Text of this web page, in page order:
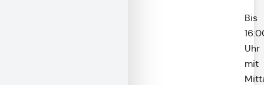
Bis
Uhr
mit